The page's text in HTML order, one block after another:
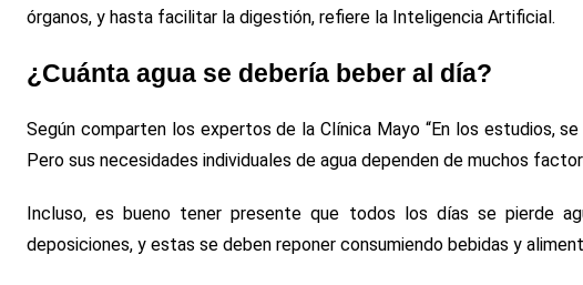
órganos, y hasta facilitar la digestión, refiere la Inteligencia Artificial.
¿Cuánta agua se debería beber al día?
Según comparten los expertos de la Clínica Mayo “En los estudios,
Pero sus necesidades individuales de agua dependen de muchos
Incluso, es bueno tener presente que todos los días se pierde
deposiciones, y estas se deben reponer consumiendo bebidas y